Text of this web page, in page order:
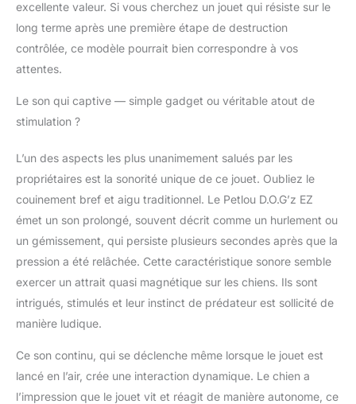
excellente valeur. Si vous cherchez un jouet qui résiste sur le
long terme après une première étape de destruction
contrôlée, ce modèle pourrait bien correspondre à vos
attentes.
Le son qui captive — simple gadget ou véritable atout de
stimulation ?
L’un des aspects les plus unanimement salués par les
propriétaires est la sonorité unique de ce jouet. Oubliez le
couinement bref et aigu traditionnel. Le Petlou D.O.G’z EZ
émet un son prolongé, souvent décrit comme un hurlement ou
un gémissement, qui persiste plusieurs secondes après que la
pression a été relâchée. Cette caractéristique sonore semble
exercer un attrait quasi magnétique sur les chiens. Ils sont
intrigués, stimulés et leur instinct de prédateur est sollicité de
manière ludique.
Ce son continu, qui se déclenche même lorsque le jouet est
lancé en l’air, crée une interaction dynamique. Le chien a
l’impression que le jouet vit et réagit de manière autonome, ce